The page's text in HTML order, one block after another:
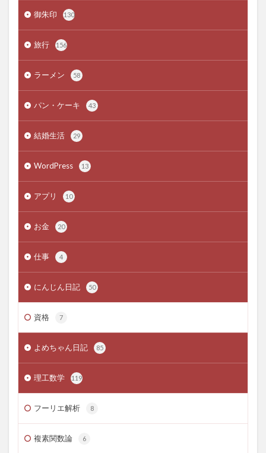
御朱印 130
旅行 156
ラーメン 58
パン・ケーキ 43
結婚生活 29
WordPress 13
アプリ 10
お金 20
仕事 4
にんじん日記 50
資格 7
よめちゃん日記 85
理工数学 119
フーリエ解析 8
複素関数論 6